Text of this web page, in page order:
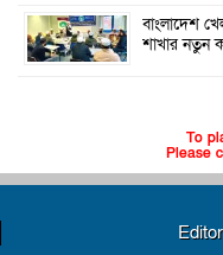
বাংলাদেশ
শাখার নতুন
To
Please